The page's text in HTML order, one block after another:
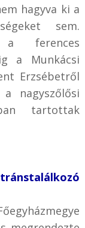
hagyva ki a
sem.
a ferences
a Munkácsi
Erzsébetről
nagyszőlősi
tartottak